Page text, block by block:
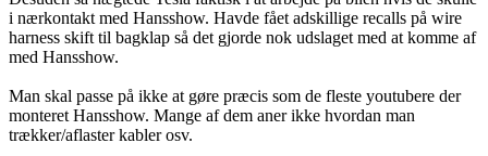
i nærkontakt med Hansshow. Havde fået adskillige recalls på wire
harness skift til bagklap så det gjorde nok udslaget med at komme af
med Hansshow.
Man skal passe på ikke at gøre præcis som de fleste youtubere der
monteret Hansshow. Mange af dem aner ikke hvordan man
trækker/aflaster kabler osv.